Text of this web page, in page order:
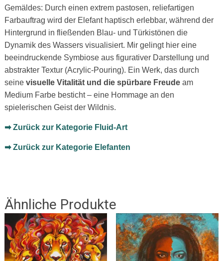
Gemäldes: Durch einen extrem pastosen, reliefartigen
Farbauftrag wird der Elefant haptisch erlebbar, während der
Hintergrund in fließenden Blau- und Türkistönen die
Dynamik des Wassers visualisiert. Mir gelingt hier eine
beeindruckende Symbiose aus figurativer Darstellung und
abstrakter Textur (Acrylic-Pouring). Ein Werk, das durch
seine visuelle Vitalität und die spürbare Freudeam
Medium Farbe besticht – eine Hommage an den
spielerischen Geist der Wildnis.
➡ Zurück zur Kategorie Fluid-Art
➡ Zurück zur Kategorie Elefanten
Ähnliche Produkte